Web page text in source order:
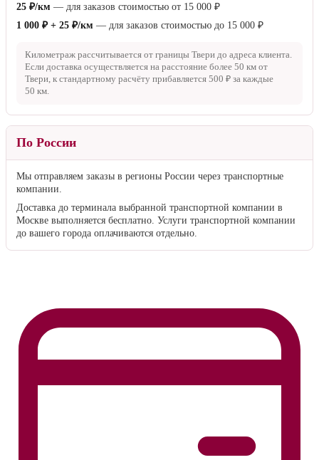
25 ₽/км — для заказов стоимостью от 15 000 ₽
1 000 ₽ + 25 ₽/км — для заказов стоимостью до 15 000 ₽
Километраж рассчитывается от границы Твери до адреса клиента.
Если доставка осуществляется на расстояние более 50 км от
Твери, к стандартному расчёту прибавляется 500 ₽ за каждые
50 км
По России
Мы отправляем заказы в регионы России через транспортные
компании.
Доставка до терминала выбранной транспортной компании в
Москве выполняется бесплатно. Услуги транспортной компании
до вашего города оплачиваются отдельно.